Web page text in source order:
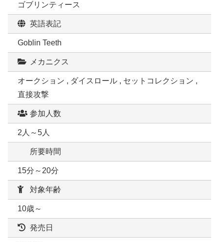
ゴブリンティース
英語表記
Goblin Teeth
メカニクス
オークション , ダイスロール , セットコレクション ,
直接攻撃
参加人数
2人～5人
所要時間
15分～20分
対象年齢
10歳～
発売日